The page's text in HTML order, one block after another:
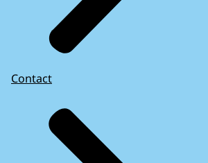
Contact